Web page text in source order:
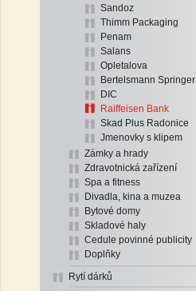
Sandoz
Thimm Packaging
Penam
Salans
Opletalova
Bertelsmann Springer
DIC
Raiffeisen Bank
Skad Plus Radonice
Jmenovky s klipem
Zámky a hrady
Zdravotnická zařízení
Spa a fitness
Divadla, kina a muzea
Bytové domy
Skladové haly
Cedule povinné publicity
Doplňky
Rytí dárků